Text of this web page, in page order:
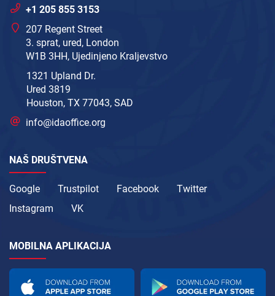
+1 205 855 3153
207 Regent Street
3. sprat, ured, London
W1B 3HH, Ujedinjeno Kraljevstvo
1321 Upland Dr.
Ured 3819
Houston, TX 77043, SAD
info@idaoffice.org
NAŠ DRUŠTVENA
Google Trustpilot Facebook
Twitter
Instagram
VK
MOBILNA APLIKACIJA